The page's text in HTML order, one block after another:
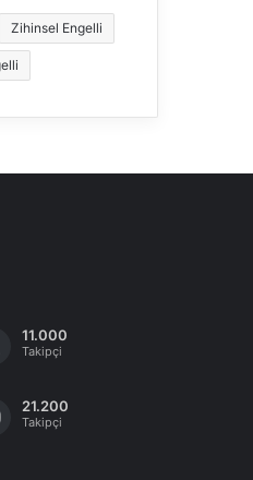
Zihinsel Engelli
11.000
Takipçi
21.200
Takipçi